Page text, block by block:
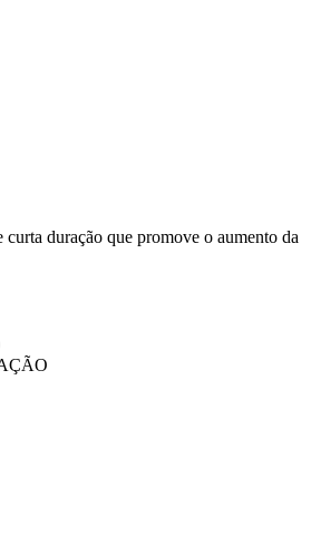
duração que promove o aumento da